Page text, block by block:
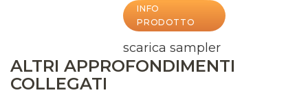
INFO
PRODOTTO
scarica sampler
ALTRI APPROFONDIMENTI
COLLEGATI